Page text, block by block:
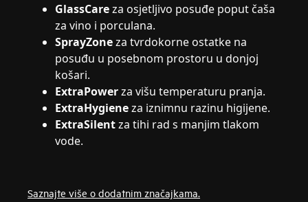
GlassCareza osjetljivo posuđe poput čaša
za vino i porculana.
SprayZoneza tvrdokorne ostatke na
posuđu u posebnom prostoru u donjoj
košari.
ExtraPowerza višu temperaturu pranja.
ExtraHygieneza iznimnu razinu higijene.
ExtraSilentza tihi rad s manjim tlakom
vode.
Saznajte više o dodatnim značajkama.